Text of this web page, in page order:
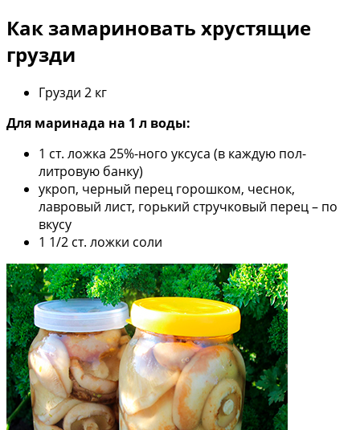
Как замариновать хрустящие
грузди
Грузди 2 кг
Для маринада на 1 л воды:
1 ст. ложка 25%-ного уксуса (в каждую пол-
литровую банку)
укроп, черный перец горошком, чеснок,
лавровый лист, горький стручковый перец – по
вкусу
1 1/2 ст. ложки соли